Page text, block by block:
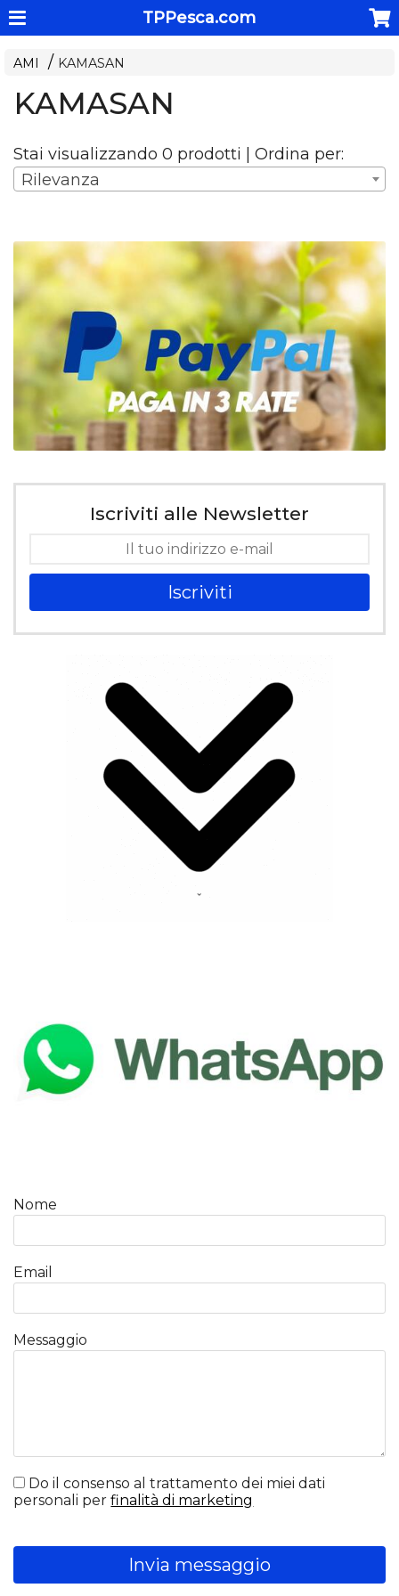
TPPesca.com
AMI KAMASAN
KAMASAN
Stai visualizzando 0 prodotti | Ordina per:
Rilevanza
Iscriviti alle Newsletter
Iscriviti
Nome
Email
Messaggio
Do il consenso al trattamento dei miei dati
personali perfinalità di marketing
Invia messaggio